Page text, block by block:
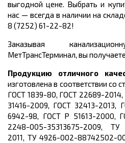
выгодной цене. Выбрать и
нас — всегда в наличии на
8 (7252) 61-22-82!
Заказывая
МетТрансТерминал, вы
Продукцию отличного
изготовлена в соответствии со
ГОСТ 1839-80, ГОСТ 22689-
31416-2009, ГОСТ 32413-2013,
6942-98, ГОСТ Р 51613-2000,
2248-005-35313675-2009,
2011, ТУ 4926-002-88742502-